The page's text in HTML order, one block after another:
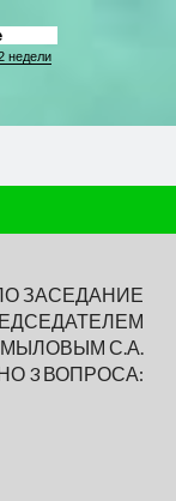
недели
ЗАСЕДАНИЕ
С.А.
3 ВОПРОСА: